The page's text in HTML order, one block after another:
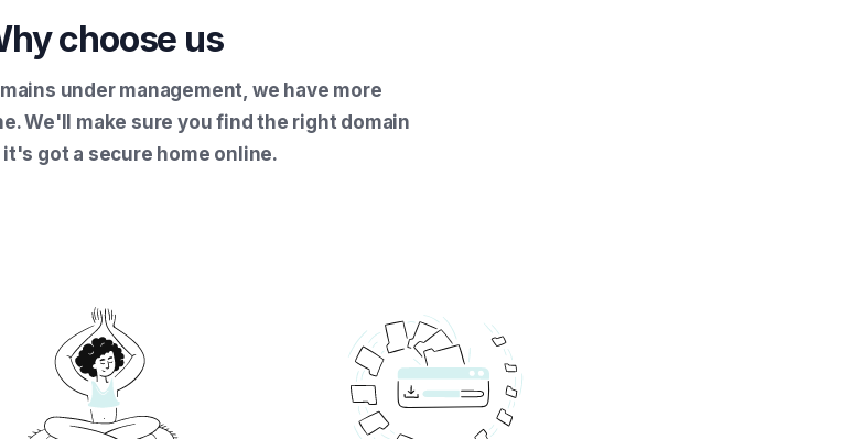
choose us
under management, we have more
We'll make sure you find the right domain
got a secure home online.